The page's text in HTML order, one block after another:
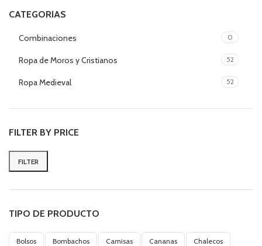
CATEGORIAS
Combinaciones 0
Ropa de Moros y Cristianos 52
Ropa Medieval 52
FILTER BY PRICE
Min
Max
FILTER
TIPO DE PRODUCTO
Bolsos Bombachos Camisas Cananas Chalecos